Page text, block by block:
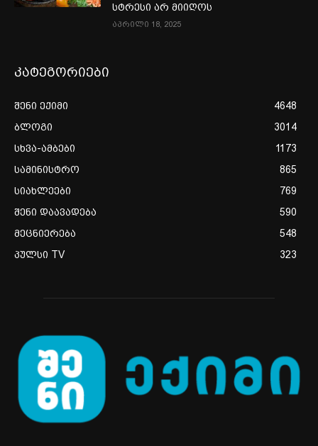
სტრესი არ მიიღოს
აპრილი 18, 2025
კატეგორიები
შენი ექიმი
4648
ბლოგი
3014
სხვა-ამბები
1173
სამინისტრო
865
სიახლეები
769
შენი დაავადება
590
მეცნიერება
548
პულსი TV
323